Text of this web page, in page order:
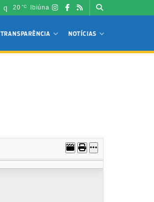
20 °C Ibiúna
TRANSPARÊNCIA NOTÍCIAS